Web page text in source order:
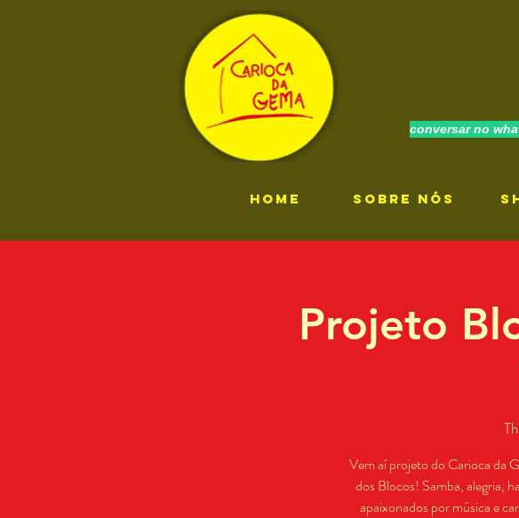
conversar no
HOME SOBRE NÓS
Projeto
Vem aí projeto do Carioca da
dos Blocos! Samba, alegria,
apaixonados por música e